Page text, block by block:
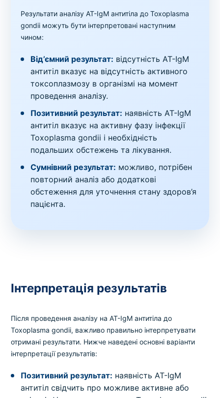
Результати аналізу AT-IgМ антитіла до Toxoplasma
gondii можуть бути інтерпретовані наступним
чином:
Від’ємний результат: відсутність AT-IgМ
антитіл вказує на відсутність активного
токсоплазмозу в організмі на момент
проведення аналізу.
Позитивний результат: наявність AT-IgМ
антитіл вказує на активну фазу інфекції
Toxoplasma gondii і необхідність
подальших обстежень та лікування.
Сумнівний результат: можливо, потрібен
повторний аналіз або додаткові
обстеження для уточнення стану здоров’я
пацієнта.
Інтерпретація результатів
Після проведення аналізу на AT-IgМ антитіла до
Toxoplasma gondii, важливо правильно інтерпретувати
отримані результати. Нижче наведені основні варіанти
інтерпретації результатів:
Позитивний результат: наявність AT-IgМ
антитіл свідчить про можливе активне або